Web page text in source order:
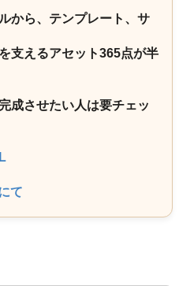
から、テンプレート、サ
支えるアセット365点が半
成させたい人は要チェッ
て